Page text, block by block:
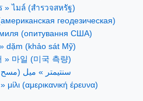
» ไมล์ (สำรวจสหรัฐ)
геодезическая)
(опитування США)
dặm (khảo sát Mỹ)
» 마일 (미국 측량)
سنتيمتر » ميل
μίλι (αμερικανική έρευνα)